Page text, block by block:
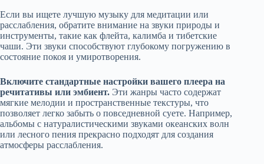
Если вы ищете лучшую музыку для медитации или
расслабления, обратите внимание на звуки природы и
инструменты, такие как флейта, калимба и тибетские
чаши. Эти звуки способствуют глубокому погружению в
состояние покоя и умиротворения.
Включите стандартные настройки вашего плеера на
речитативы или эмбиент. Эти жанры часто содержат
мягкие мелодии и пространственные текстуры, что
позволяет легко забыть о повседневной суете. Например,
альбомы с натуралистическими звуками океанских волн
или лесного пения прекрасно подходят для создания
атмосферы расслабления.